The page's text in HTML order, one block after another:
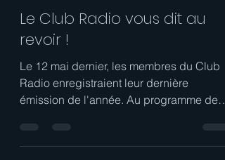
cecile.beyer
27 mai
Le Club Radio vous dit au
revoir !
Le 12 mai dernier, les membres du Club
émission de l'année. Au programme de